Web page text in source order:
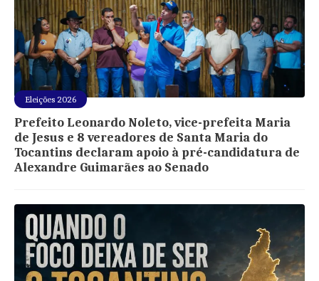
Eleições 2026
Prefeito Leonardo Noleto, vice-prefeita Maria
de Jesus e 8 vereadores de Santa Maria do
Tocantins declaram apoio à pré-candidatura de
Alexandre Guimarães ao Senado